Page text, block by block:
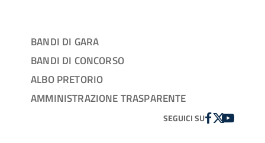
BANDI DI GARA
BANDI DI CONCORSO
ALBO PRETORIO
AMMINISTRAZIONE TRASPARENTE
SEGUICI SUFACEBOOK
TWITTER
YOUTUBE